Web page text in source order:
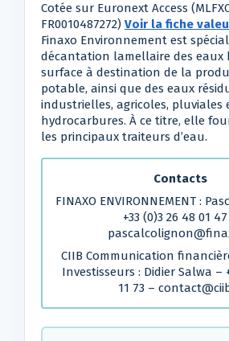
Cotée sur Euronext Access
FR0010487272) Voir la fiche
Finaxo Environnement est
décantation lamellaire des eaux
surface à destination de la
potable, ainsi que des eaux
industrielles, agricoles, pluviales
hydrocarbures. À ce titre, elle
les principaux traiteurs d’eau.
Contacts
FINAXO ENVIRONNEMENT :
+33 (0)3 26 48 01
CIIB Communication
Investisseurs : Didier Salwa –
11 73 –